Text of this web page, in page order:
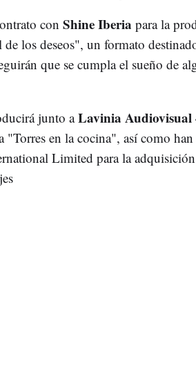
con Shine Iberia para la
los deseos", un formato
que se cumpla el sueño de
junto aLavinia Audiovisual
"Torres en la cocina", así como
Limited para la